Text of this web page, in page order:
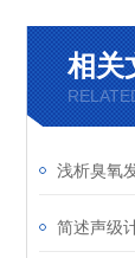
相关
浅析臭氧
简述声级